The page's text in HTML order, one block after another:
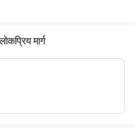
मार्ग